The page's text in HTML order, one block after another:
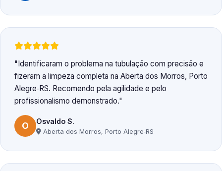
Identificaram o problema na tubulação com precisão e
fizeram a limpeza completa na Aberta dos Morros, Porto
Alegre‑RS. Recomendo pela agilidade e pelo
profissionalismo demonstrado.
O Osvaldo S.
Aberta dos Morros, Porto Alegre‑RS